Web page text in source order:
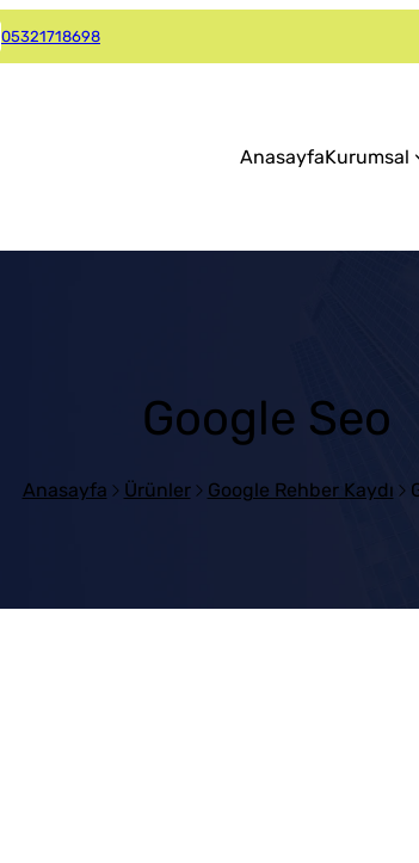
05321718698
AnasayfaKurumsal
Google Seo
Anasayfa Ürünler Google Rehber Kaydı